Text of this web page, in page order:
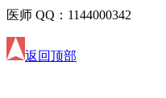
医师 QQ：1144000342
返回顶部